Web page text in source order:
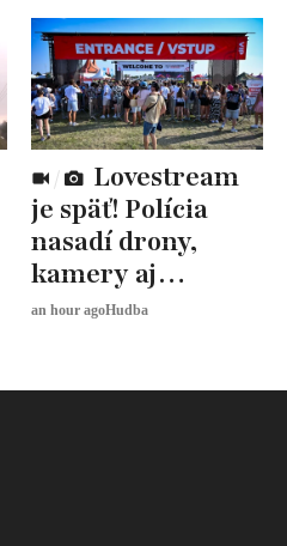
je späť! Polícia
nasadí drony,
kamery aj
desiatky hliadok
an hour agoHudba